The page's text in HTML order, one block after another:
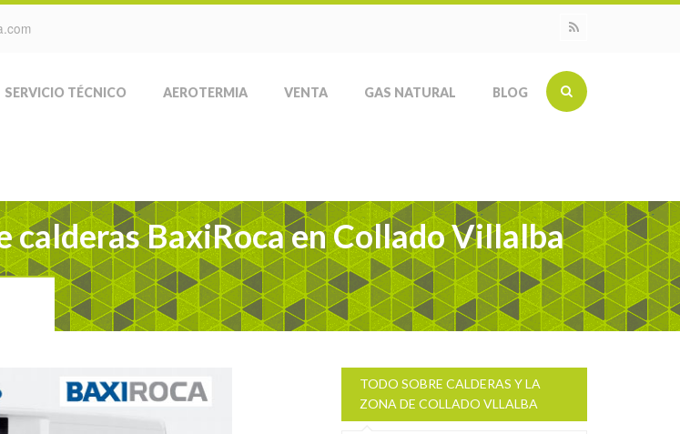
SERVICIO TÉCNICO AEROTERMIA VENTA GAS NATURAL BLOG
calderas BaxiRoca en Collado Villalba
TODO SOBRE CALDERAS Y LA
ZONA DE COLLADO VLLALBA